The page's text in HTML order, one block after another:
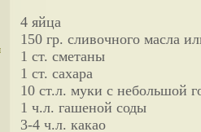
4 яйца
150 гр. сливочного масла
1 ст. сметаны
1 ст. сахара
10 ст.л. муки с небольшой
1 ч.л. гашеной соды
3-4 ч.л. какао